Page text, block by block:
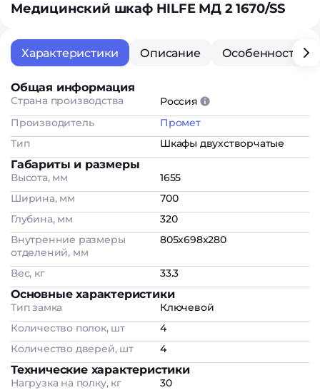
Медицинский шкаф HILFE МД 2 1670/SS
Характеристики Описание Особенности
Общая информация
Страна производства
Россия
Производитель
Промет
Тип
Шкафы двухстворчатые
Габариты и размеры
Высота, мм
1655
Ширина, мм
700
Глубина, мм
320
Внутренние размеры
отделений, мм
805x698x280
Вес, кг 33.3
Основные характеристики
Тип замка
Ключевой
Количество полок, шт
4
Количество дверей, шт
4
Технические характеристики
Нагрузка на полку, кг 30